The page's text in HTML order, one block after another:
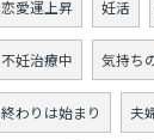
恋愛運上昇 妊活
不妊治療中 気持ち
終わりは始まり 夫